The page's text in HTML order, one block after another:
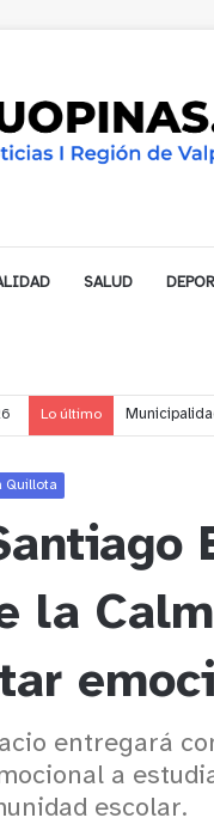
SALUD
Lo último
Quillota
la
entregará
a
escolar.